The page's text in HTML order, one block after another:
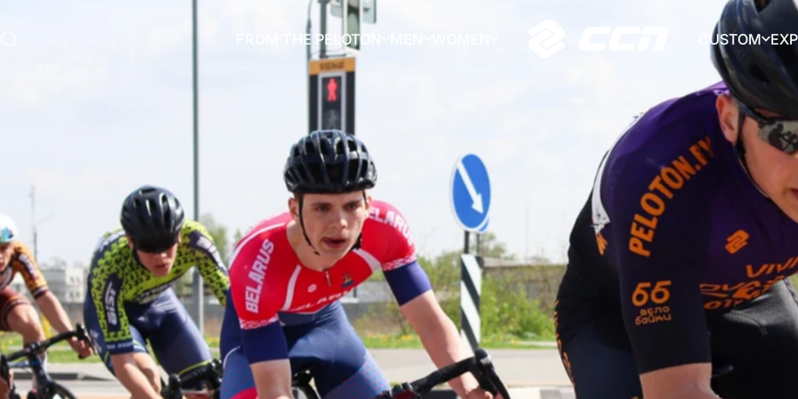
FROM THE PELOTON
FROM THE PELOTON
CUSTOM
CUSTOM